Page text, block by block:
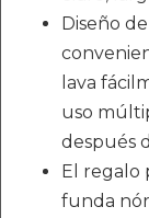
Diseño
lava
uso
después
El regalo
funda